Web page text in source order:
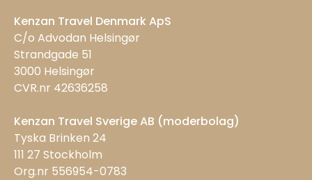
Kenzan Travel Denmark ApS
C/o Advodan Helsingør
Strandgade 51
3000 Helsingør
CVR.nr 42636258
Kenzan Travel Sverige AB (moderbolag)
Tyska Brinken 24
111 27 Stockholm
Org.nr 556954-0783